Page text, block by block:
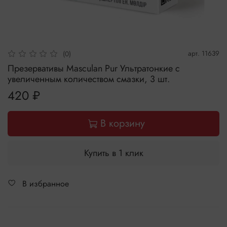
(0) арт. 11639
Презервативы Masculan Pur Ультратонкие с
увеличенным количеством смазки, 3 шт.
420 ₽
В корзину
Купить в 1 клик
В избранное